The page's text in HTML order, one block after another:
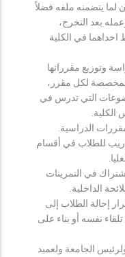
يتضمنه ملفه فضلاً
بعد التخرج،
في الكلية
وتوزيع مقرراتها
لكل مقرر،
التي تدرس في
الدراسية.
للطلاب في أقسام
في التمرينات
الداخلية.
إحالة الطلاب إلى
نفسه أو بناء على
الجامعة ولعميد